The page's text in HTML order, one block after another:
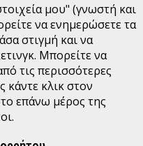
μου" (γνωστή και
να ενημερώσετε τα
στιγμή και να
Μπορείτε να
τις περισσότερες
κάντε κλικ στον
επάνω μέρος της